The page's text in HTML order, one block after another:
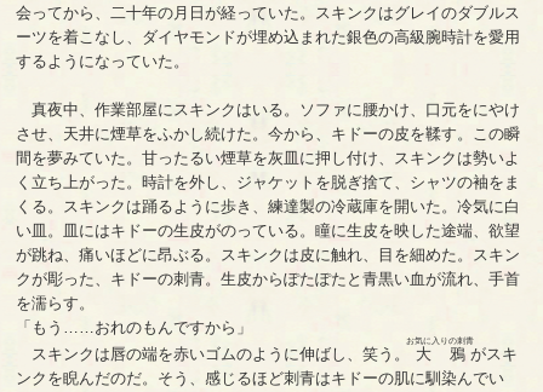
会ってから、二十年の月日が経っていた。スキンクはグレイのダブルス
ーツを着こなし、ダイヤモンドが埋め込まれた銀色の高級腕時計を愛用
するようになっていた。
真夜中、作業部屋にスキンクはいる。ソファに腰かけ、口元をにやけ
させ、天井に煙草をふかし続けた。今から、キドーの皮を鞣す。この瞬
間を夢みていた。甘ったるい煙草を灰皿に押し付け、スキンクは勢いよ
く立ち上がった。時計を外し、ジャケットを脱ぎ捨て、シャツの袖をま
くる。スキンクは踊るように歩き、練達製の冷蔵庫を開いた。冷気に白
い皿。皿にはキドーの生皮がのっている。瞳に生皮を映した途端、欲望
が跳ね、痛いほどに昂ぶる。スキンクは皮に触れ、目を細めた。スキン
クが彫った、キドーの刺青。生皮からぽたぽたと青黒い血が流れ、手首
を濡らす。
「もう……おれのもんですから」
スキンクは唇の端を赤いゴムのように伸ばし、笑う。
大鴉
お気に入りの刺青
がスキ
ンクを睨んだのだ。そう、感じるほど刺青はキドーの肌に馴染んでい